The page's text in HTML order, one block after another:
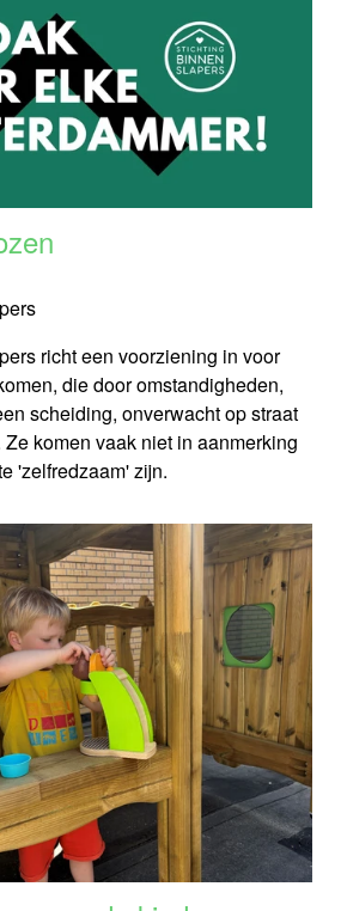
richt een voorziening in voor
die door omstandigheden,
scheiding, onverwacht op straat
komen vaak niet in aanmerking
'zelfredzaam' zijn.